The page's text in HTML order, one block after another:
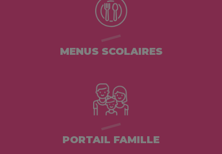
MENUS SCOLAIRES
PORTAIL FAMILLE